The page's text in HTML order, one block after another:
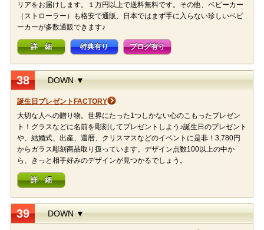
リアをお届けします。１万円以上で送料無料です。その他、ベビーカー
（ストローラー）も格安で通販、日本ではまず手に入らない珍しいベビ
ーカーが多数通販できます♪
詳 細 特典有り ブログ有り
38 DOWN ▼
誕生日プレゼントFACTORY
大切な人への贈り物。世界にたった1つしかない心のこもったプレゼン
ト！グラスなどに名前を彫刻してプレゼントしよう♪誕生日のプレゼント
や、結婚式、出産、還暦、クリスマスなどのイベントに是非！3,780円
からガラス彫刻商品取り扱っています。デザイン点数100以上の中か
ら、きっと相手好みのデザインが見つかるでしょう。
詳 細
39 DOWN ▼